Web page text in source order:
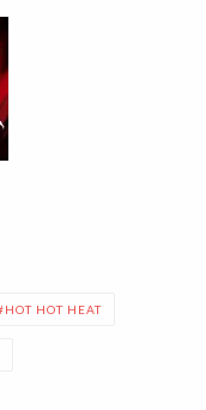
HOT HOT HEAT